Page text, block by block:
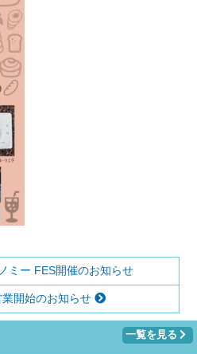
ミー FES開催のお知らせ
開始のお知らせ
一覧を見る